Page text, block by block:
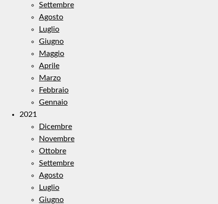
Settembre
Agosto
Luglio
Giugno
Maggio
Aprile
Marzo
Febbraio
Gennaio
2021
Dicembre
Novembre
Ottobre
Settembre
Agosto
Luglio
Giugno